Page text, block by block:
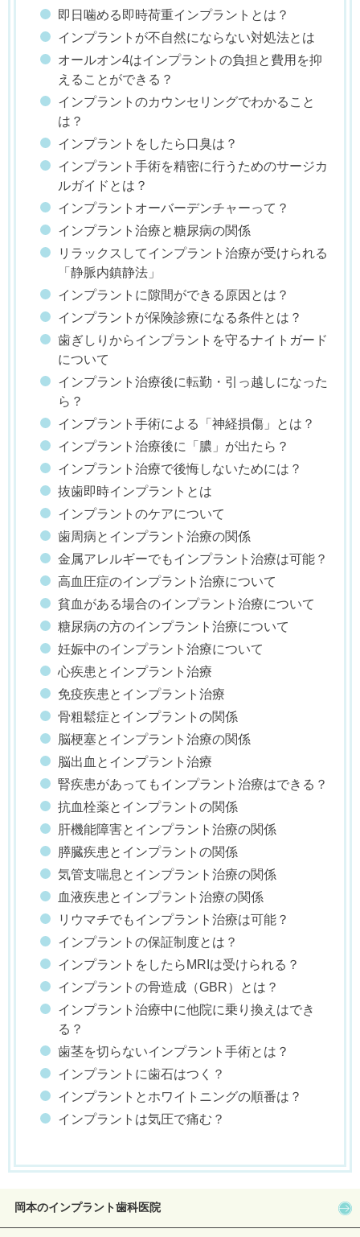
即日噛める即時荷重インプラントとは？
インプラントが不自然にならない対処法とは
オールオン4はインプラントの負担と費用を抑
えることができる？
インプラントのカウンセリングでわかること
は？
インプラントをしたら口臭は？
インプラント手術を精密に行うためのサージカ
ルガイドとは？
インプラントオーバーデンチャーって？
インプラント治療と糖尿病の関係
リラックスしてインプラント治療が受けられる
「静脈内鎮静法」
インプラントに隙間ができる原因とは？
インプラントが保険診療になる条件とは？
歯ぎしりからインプラントを守るナイトガード
について
インプラント治療後に転勤・引っ越しになった
ら？
インプラント手術による「神経損傷」とは？
インプラント治療後に「膿」が出たら？
インプラント治療で後悔しないためには？
抜歯即時インプラントとは
インプラントのケアについて
歯周病とインプラント治療の関係
金属アレルギーでもインプラント治療は可能？
高血圧症のインプラント治療について
貧血がある場合のインプラント治療について
糖尿病の方のインプラント治療について
妊娠中のインプラント治療について
心疾患とインプラント治療
免疫疾患とインプラント治療
骨粗鬆症とインプラントの関係
脳梗塞とインプラント治療の関係
脳出血とインプラント治療
腎疾患があってもインプラント治療はできる？
抗血栓薬とインプラントの関係
肝機能障害とインプラント治療の関係
膵臓疾患とインプラントの関係
気管支喘息とインプラント治療の関係
血液疾患とインプラント治療の関係
リウマチでもインプラント治療は可能？
インプラントの保証制度とは？
インプラントをしたらMRIは受けられる？
インプラントの骨造成（GBR）とは？
インプラント治療中に他院に乗り換えはでき
る？
歯茎を切らないインプラント手術とは？
インプラントに歯石はつく？
インプラントとホワイトニングの順番は？
インプラントは気圧で痛む？
岡本のインプラント歯科医院